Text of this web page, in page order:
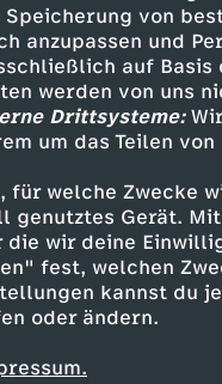
von
anzupassen und
auf Basis
werden von uns
Drittsysteme:
um das Teilen
für welche Zwecke
Gerät.
wir deine
fest, welchen
kannst du
oder ändern.